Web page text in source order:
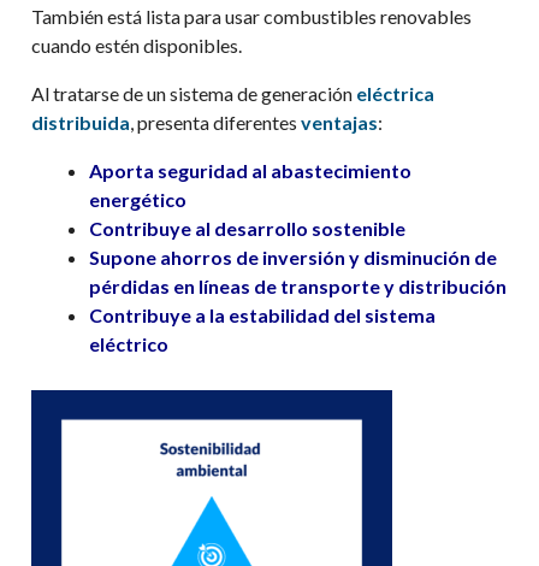
También está lista para usar combustibles renovables
cuando estén disponibles.
Al tratarse de un sistema de generación eléctrica
distribuida, presenta diferentes ventajas:
Aporta seguridad al abastecimiento
energético
Contribuye al desarrollo sostenible
Supone ahorros de inversión y disminución de
pérdidas en líneas de transporte y distribución
Contribuye a la estabilidad del sistema
eléctrico